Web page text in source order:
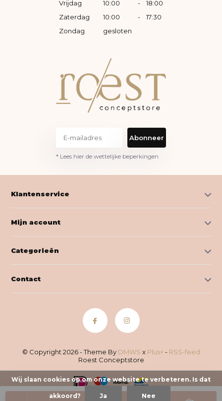
Vrijdag
10:00 -
18:00
Zaterdag
10:00 -
17:30
Zondag
gesloten
Abonneer
* Lees hier de wettelijke beperkingen
Klantenservice
Mijn account
Categorieën
Contact
© Copyright 2026 - Theme By DMWS x Plus+ - RSS-feed
Roest Conceptstore
Wij slaan cookies op om onze website te verbeteren. Is dat
akkoord? Ja Nee